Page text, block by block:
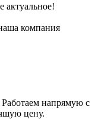
актуальное!
компания
напрямую с
цену.